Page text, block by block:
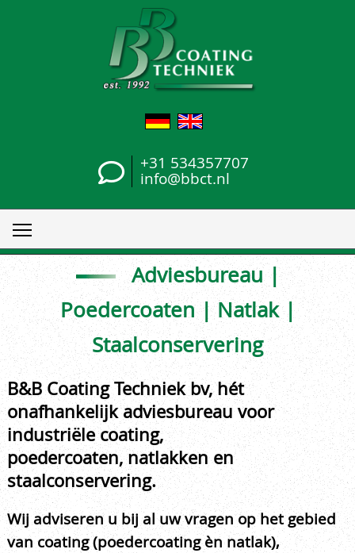
+31 534357707
info@bbct.nl
Adviesbureau |
Poedercoaten | Natlak |
Staalconservering
B&B Coating Techniek bv, hét
onafhankelijk adviesbureau voor
industriële coating,
poedercoaten, natlakken en
staalconservering.
Wij adviseren u bij al uw vragen op het gebied
van coating (poedercoating èn natlak),